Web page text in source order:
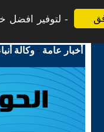
لتوفير افضل
أخبار عامة -وكالة